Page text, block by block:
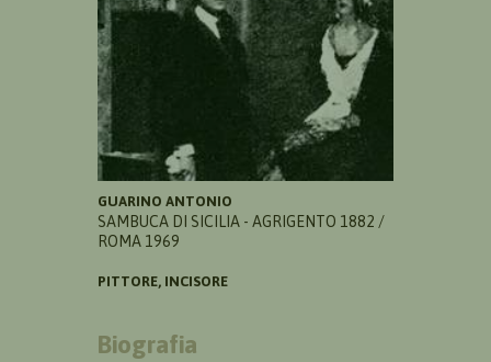
GUARINO ANTONIO
SAMBUCA DI SICILIA - AGRIGENTO 1882 /
ROMA 1969
PITTORE, INCISORE
Biografia